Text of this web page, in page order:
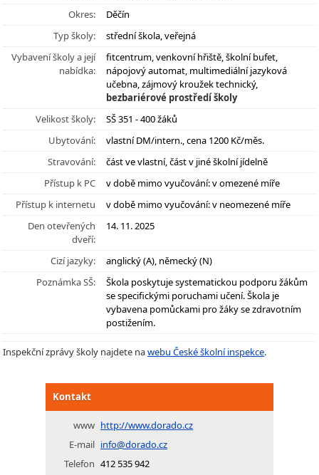
Okres:
Děčín
Typ školy:
střední škola, veřejná
Vybavení školy a její
nabídka:
fitcentrum, venkovní hřiště, školní bufet,
nápojový automat, multimediální jazyková
učebna, zájmový kroužek technický,
bezbariérové prostředí školy
Velikost školy:
SŠ 351 - 400 žáků
Ubytování:
vlastní DM/intern., cena 1200 Kč/měs.
Stravování:
část ve vlastní, část v jiné školní jídelně
Přístup k PC
v době mimo vyučování: v omezené míře
Přístup k internetu
v době mimo vyučování: v neomezené míře
Den otevřených
dveří:
14. 11. 2025
Cizí jazyky:
anglický (A), německý (N)
Poznámka SŠ:
Škola poskytuje systematickou podporu žákům
se specifickými poruchami učení. Škola je
vybavena pomůckami pro žáky se zdravotním
postižením.
Inspekční zprávy školy najdete nawebu České školní inspekce.
Kontakt
www http://www.dorado.cz
E-mail info@dorado.cz
Telefon 412 535 942